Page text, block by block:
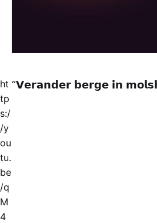
ht
tp
s:/
/y
ou
tu.
be
/q
M
4
“𝗩𝗲𝗿𝗮𝗻𝗱𝗲𝗿 𝗯𝗲𝗿𝗴𝗲 𝗶𝗻